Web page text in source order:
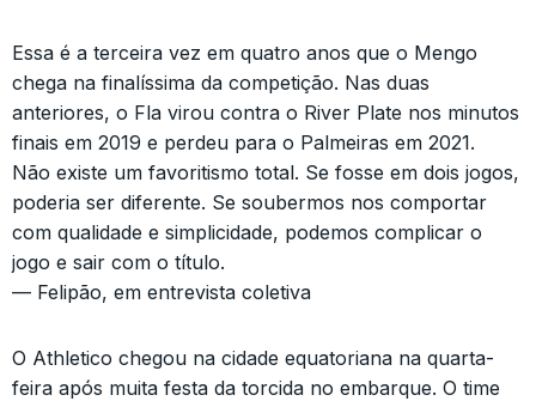
Essa é a terceira vez em quatro anos que o Mengo
chega na finalíssima da competição. Nas duas
anteriores, o Fla virou contra o River Plate nos minutos
finais em 2019 e perdeu para o Palmeiras em 2021.
Não existe um favoritismo total. Se fosse em dois jogos,
poderia ser diferente. Se soubermos nos comportar
com qualidade e simplicidade, podemos complicar o
jogo e sair com o título.
— Felipão, em entrevista coletiva
O Athletico chegou na cidade equatoriana na quarta-
feira após muita festa da torcida no embarque. O time